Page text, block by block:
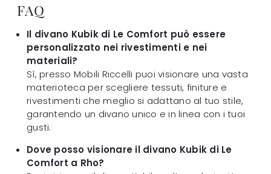
FAQ
Il divano Kubik di Le Comfort può essere
personalizzato nei rivestimenti e nei
materiali?
Sì, presso Mobili Riccelli puoi visionare una vasta
materioteca per scegliere tessuti, finiture e
rivestimenti che meglio si adattano al tuo stile,
garantendo un divano unico e in linea con i tuoi
gusti.
Dove posso visionare il divano Kubik di Le
Comfort a Rho?